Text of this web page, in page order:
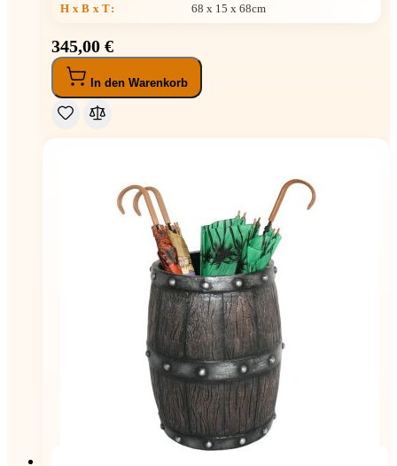
H x B x T: 68 x 15 x 68cm
345,00 €
In den Warenkorb